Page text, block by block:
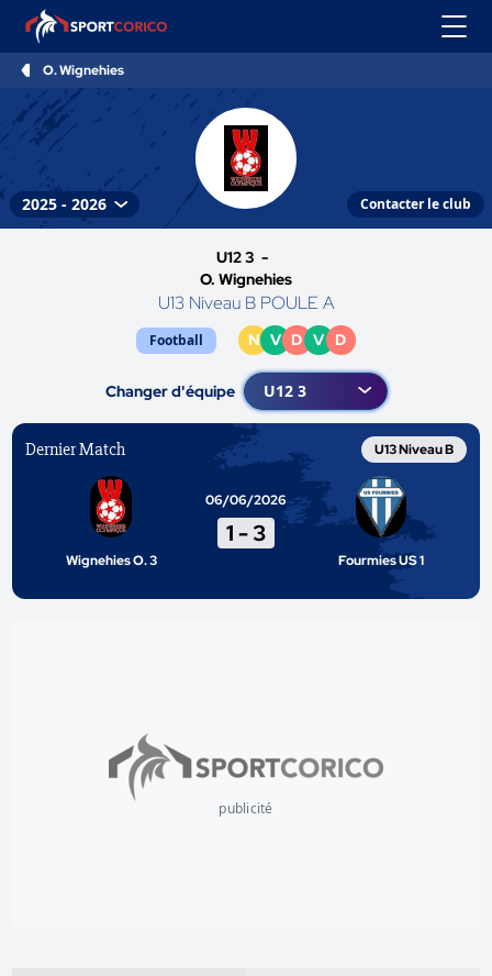
O. Wignehies
Contacter le club
U12 3 -
O. Wignehies
U13 Niveau B POULE A
Football N V D V D
Changer d'équipe
Dernier Match U13 Niveau B
Wignehies O. 3
06/06/2026
1-3
Fourmies US 1
publicité